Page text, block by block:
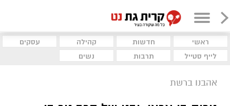
ראשי חדשות קהילה
עסקים
לייף סטייל
תרבות נשים
אהבנו ברשת